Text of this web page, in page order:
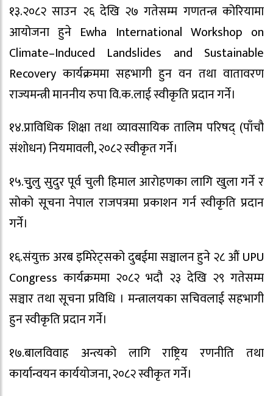
१३.२०८२ साउन २६ देखि २७ गतेसम्म गणतन्त्र कोरियामा
आयोजना हुने Ewha International Workshop on
Climate–Induced Landslides and Sustainable
Recovery कार्यक्रममा सहभागी हुन वन तथा वातावरण
राज्यमन्त्री माननीय रुपा वि.क.लाई स्वीकृति प्रदान गर्ने।
१४.प्राविधिक शिक्षा तथा व्यावसायिक तालिम परिषद् (पाँचौ
संशोधन) नियमावली, २०८२ स्वीकृत गर्ने।
१५.चुुलु सुदुर पूर्व चुली हिमाल आरोहणका लागि खुला गर्ने र
सोको सूचना नेपाल राजपत्रमा प्रकाशन गर्न स्वीकृति प्रदान
गर्ने।
१६.संयुक्त अरब इमिरेट्सको दुबईमा सञ्चालन हुने २८ औं UPU
Congress कार्यक्रममा २०८२ भदौ २३ देखि २९ गतेसम्म
सञ्चार तथा सूचना प्रविधि । मन्त्रालयका सचिवलाई सहभागी
हुन स्वीकृति प्रदान गर्ने।
१७.बालविवाह अन्त्यको लागि राष्ट्रिय रणनीति तथा
कार्यान्वयन कार्ययोजना, २०८२ स्वीकृत गर्ने।